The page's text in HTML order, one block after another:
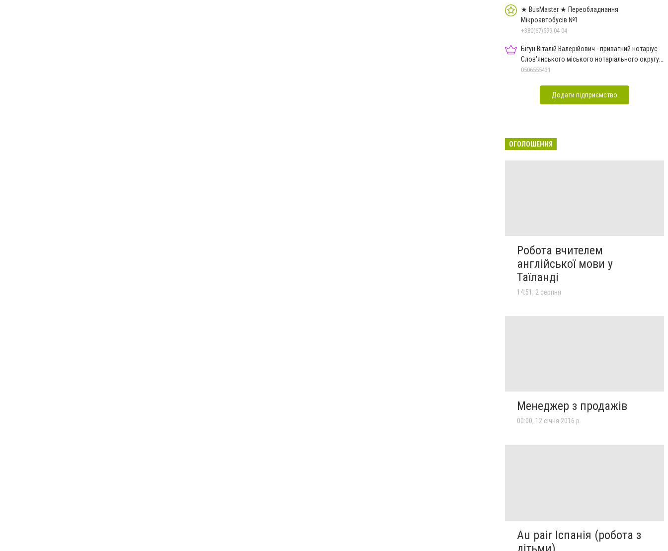
★ BusMaster ★ Переобладнання
Мікроавтобусів №1
+380(67)599-04-04
Бігун Віталій Валерійович - приватний нотаріус
Слов'янського міського нотаріального округу
Дон.обл.
0506555431
Додати підприємство
ОГОЛОШЕННЯ
Робота вчителем
англійської мови у
Таїланді
14:51, 2 серпня
Менеджер з продажів
00:00, 12 січня 2016 р.
Au pair Іспанія (робота з